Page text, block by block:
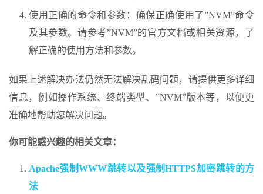
使用正确的命令和参数：确保正确使用了”NVM”命令
及其参数。请参考”NVM”的官方文档或相关资源，了
解正确的使用方法和参数。
如果上述解决办法仍然无法解决乱码问题，请提供更多详细
信息，例如操作系统、终端类型、”NVM”版本等，以便更
准确地帮助您解决问题。
你可能感兴趣的相关文章：
Apache强制WWW跳转以及强制HTTPS加密跳转的方
法